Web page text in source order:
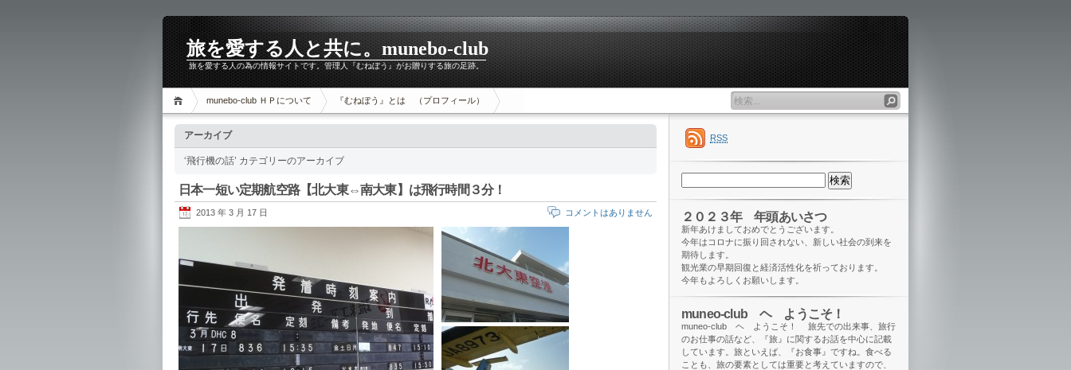
旅を愛する人と共に。munebo-club
旅を愛する人の為の情報サイトです。管理人『むねぼう』がお贈りする旅の足跡。
munebo-club ＨＰについて 『むねぼう』とは （プロフィール）
アーカイブ
‘飛行機の話’ カテゴリーのアーカイブ
日本一短い定期航空路【北大東⇔南大東】は飛行時間３分！
2013 年 3 月 17 日 コメントはありません
RSS
索:
２０２３年 年頭あいさつ
新年あけましておめでとうございます。
今年はコロナに振り回されない、新しい社会の到来を
期待します。
観光業の早期回復と経済活性化を祈っております。
今年もよろしくお願いします。
muneo-club ヘ ようこそ！
muneo-club ヘ ようこそ！ 旅先での出来事、旅行
のお仕事の話など、『旅』に関するお話を中心に記載
しています。旅といえば、『お食事』ですね。食べる
ことも、旅の要素としては重要と考えていますので、